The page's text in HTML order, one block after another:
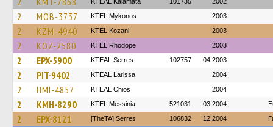
2 MOB-3737 KTEL Mykonos 2003
2 KZM-4940 ΚΤΕL Kozani 2003
2 KOZ-2580 KTEL Rhodope 2003
2 EPX-5900 KTEAL Serres 102757 04.2003
2 PIT-9402 KTEAL Larissa 2004
2 HMI-4857 KTEAL Chios 2004
2 KMH-8290 KTEL Messinia 521031 03.2004
2 EPX-8121 [TheTA] Serres 106832 12.2004